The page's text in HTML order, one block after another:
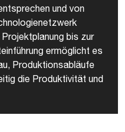
und von
bis zur
ermöglicht es
Produktionsabläufe
die Produktivität und